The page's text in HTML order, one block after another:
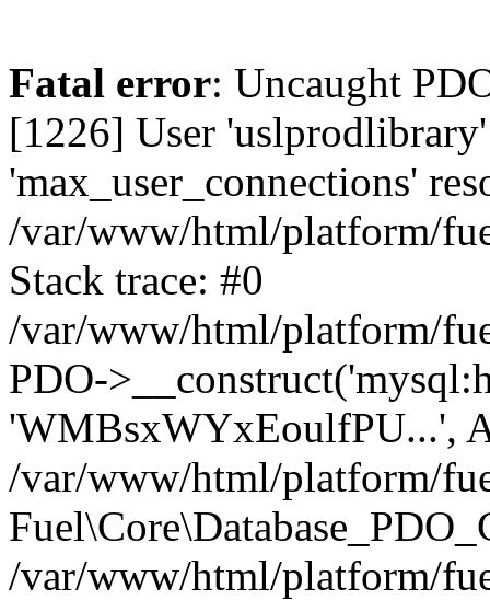
Fatal error: Uncaught
[1226] User 'uslprodlibrary'
'max_user_connections'
/var/www/html/platform/
Stack trace: #0
/var/www/html/platform/
PDO-
'WMBsxWYxEoulfPU...',
/var/www/html/platform/
/var/www/html/platform/